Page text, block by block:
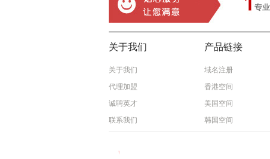
关于我们
关于我们
代理加盟
诚聘英才
联系我们
产品链接
域名注册
香港空间
美国空间
韩国空间